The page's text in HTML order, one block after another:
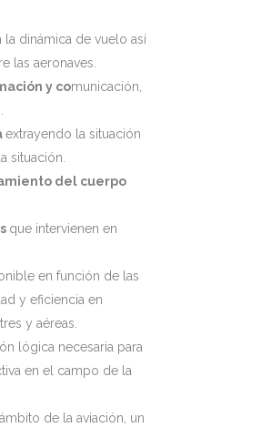
la dinámica de vuelo así
las aeronaves.
y comunicación,
extrayendo la situación
situación.
del cuerpo
que intervienen en
en función de las
y eficiencia en
y aéreas.
lógica necesaria para
en el campo de la
de la aviación, un